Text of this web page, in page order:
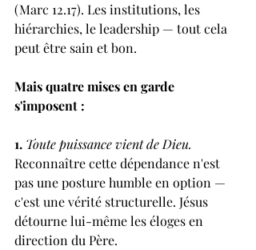
(Marc 12.17). Les institutions, les
hiérarchies, le leadership — tout cela
peut être sain et bon.
Mais quatre mises en garde
s'imposent :
1. Toute puissance vient de Dieu.
Reconnaître cette dépendance n'est
pas une posture humble en option —
c'est une vérité structurelle. Jésus
détourne lui-même les éloges en
direction du Père.